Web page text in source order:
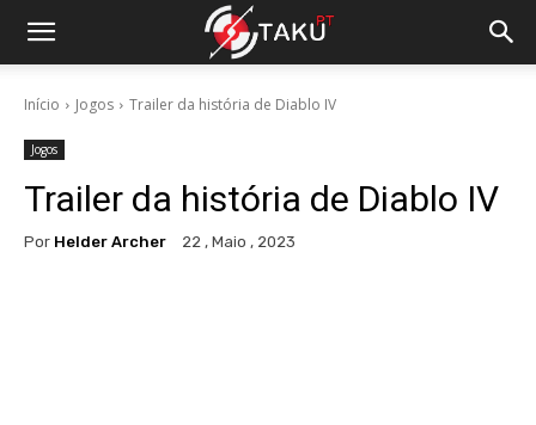
Início Jogos Trailer da história de Diablo IV
Jogos
Trailer da história de Diablo IV
Por Helder Archer 22 , Maio , 2023